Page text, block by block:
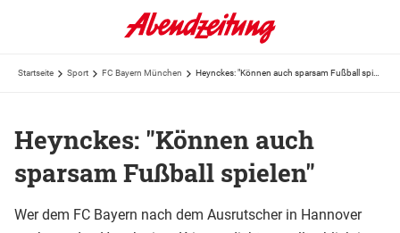
Startseite Sport FC Bayern München
Heynckes: "Können auch
sparsam Fußball spielen"
Wer dem FC Bayern nach dem Ausrutscher in Hannover